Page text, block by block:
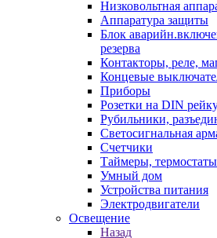
Низковольтная
Аппаратура защиты
Блок
резерва
Контакторы, реле,
Концевые
Приборы
Розетки на DIN
Рубильники,
Светосигнальная
Счетчики
Таймеры, термостаты
Умный дом
Устройства питания
Электродвигатели
Освещение
Назад